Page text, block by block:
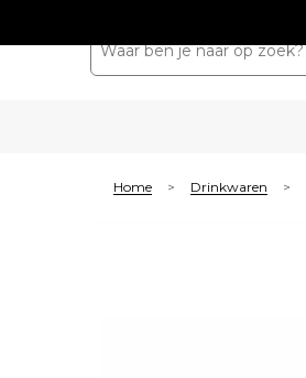
Home > Drinkwaren >